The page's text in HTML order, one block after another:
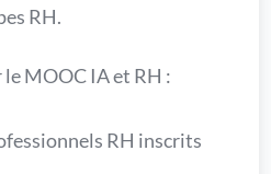
RH.
le MOOC IA et RH :
RH inscrits